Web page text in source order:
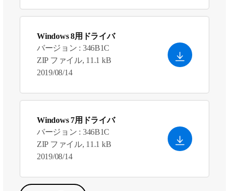
Windows 8用ドライバ
バージョン : 346B1C
ZIP ファイル, 11.1 kB
2019/08/14
Windows 7用ドライバ
バージョン : 346B1C
ZIP ファイル, 11.1 kB
2019/08/14